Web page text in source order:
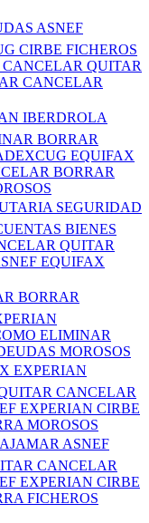
ASNEF
CIRBE FICHEROS
QUITAR
CANCELAR
IBERDROLA
BORRAR
EQUIFAX
BORRAR
SEGURIDAD
BIENES
QUITAR
EQUIFAX
BORRAR
ELIMINAR
MOROSOS
EXPERIAN
CANCELAR
EXPERIAN CIRBE
MOROSOS
ASNEF
CANCELAR
EXPERIAN CIRBE
FICHEROS